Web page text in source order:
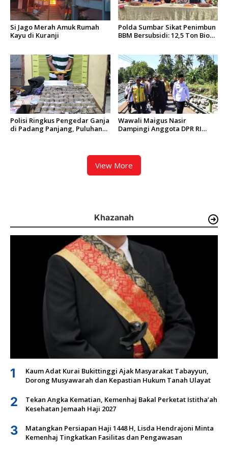
Si Jago Merah Amuk Rumah
Kayu di Kuranji
Polda Sumbar Sikat Penimbun
BBM Bersubsidi: 12,5 Ton Bio
Polisi Ringkus Pengedar Ganja
di Padang Panjang, Puluhan
Wawali Maigus Nasir
Dampingi Anggota DPR RI
Kalawi dan Infrastruktur
Pascabanjir di Pauh
View More
Khazanah
1
Kaum Adat Kurai Bukittinggi Ajak Masyarakat Tabayyun,
Dorong Musyawarah dan Kepastian Hukum Tanah Ulayat
2
Tekan Angka Kematian, Kemenhaj Bakal Perketat Istitha’ah
Kesehatan Jemaah Haji 2027
3
Matangkan Persiapan Haji 1448 H, Lisda Hendrajoni Minta
Kemenhaj Tingkatkan Fasilitas dan Pengawasan